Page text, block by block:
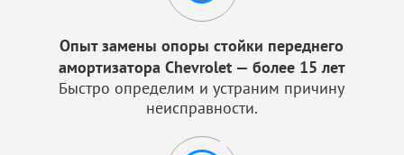
Опыт замены опоры стойки переднего
амортизатора Chevrolet — более 15 лет
Быстро определим и устраним причину
неисправности.